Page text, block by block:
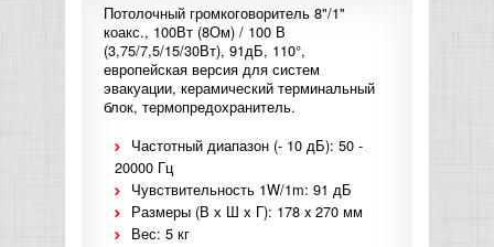
СЦЕНИЧЕСКИЕ МОНИТОРЫ
CD|DVD|FLASH|USB ПЛЕЕРЫ,
РЕКОРДЕРЫ
САБВУФЕРЫ АКТИВНЫЕ
КОМПЛЕКТУЮЩИЕ ДЛЯ
КАК КУПИТЬ
ДОСТАВКА
КОНТАКТЫ
Потолочный громкоговоритель 8"/1"
коакс., 100Вт (8Ом) / 100 В
(3,75/7,5/15/30Вт), 91дБ, 110°,
европейская версия для систем
эвакуации, керамический терминальный
блок, термопредохранитель.
Частотный диапазон (- 10 дБ): 50 -
20000 Гц
Чувствительность 1W/1m: 91 дБ
Размеры (В х Ш х Г): 178 x 270 мм
Вес: 5 кг